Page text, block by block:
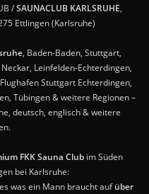
/SAUNACLUB KARLSRUHE,
Ettlingen (Karlsruhe)
, Baden-Baden, Stuttgart,
Leinfelden-Echterdingen,
Stuttgart Echterdingen,
Tübingen & weitere Regionen –
deutsch, englisch & weitere
FKK Sauna Clubim Süden
bei Karlsruhe:
was ein Mann braucht aufüber